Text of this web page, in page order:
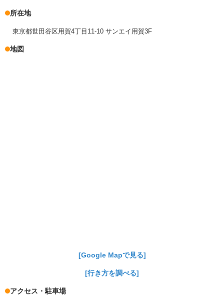
所在地
東京都世田谷区用賀4丁目11-10 サンエイ用賀3F
地図
[Google Mapで見る]
[行き方を調べる]
アクセス・駐車場